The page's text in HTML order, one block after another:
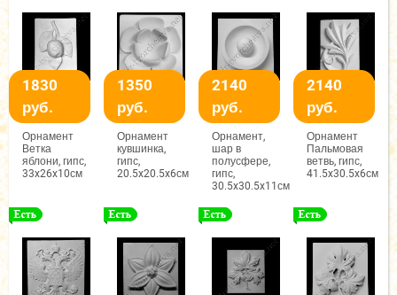
1830
руб.
Орнамент
Ветка
яблони, гипс,
33x26x10см
1350
руб.
Орнамент
кувшинка,
гипс,
20.5x20.5x6см
2140
руб.
Орнамент,
шар в
полусфере,
гипс,
30.5x30.5x11см
2140
руб.
Орнамент
Пальмовая
ветвь, гипс,
41.5x30.5x6см